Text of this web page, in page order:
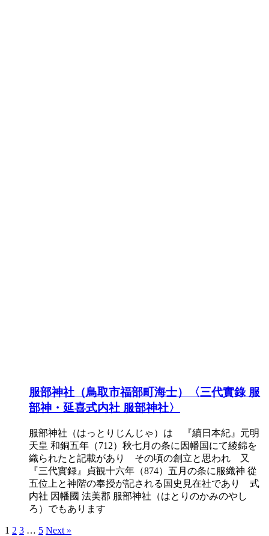
服部神社（鳥取市福部町海士）〈三代實錄 服
部神・延喜式内社 服部神社〉
服部神社（はっとりじんじゃ）は 『續日本紀』元明
天皇 和銅五年（712）秋七月の条に因幡国にて綾錦を
織られたと記載があり その頃の創立と思われ 又
『三代實録』貞観十六年（874）五月の条に服織神 從
五位上と神階の奉授が記される国史見在社であり 式
内社 因幡國 法美郡 服部神社（はとりのかみのやし
ろ）でもあります
1 2 3 … 5 Next »